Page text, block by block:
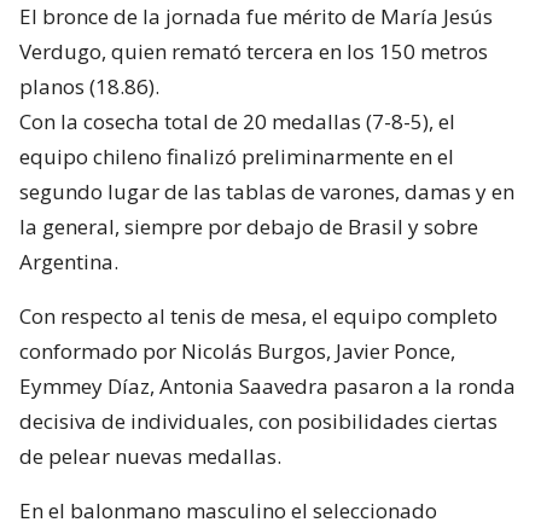
El bronce de la jornada fue mérito de María Jesús
Verdugo, quien remató tercera en los 150 metros
planos (18.86).
Con la cosecha total de 20 medallas (7-8-5), el
equipo chileno finalizó preliminarmente en el
segundo lugar de las tablas de varones, damas y en
la general, siempre por debajo de Brasil y sobre
Argentina.
Con respecto al tenis de mesa, el equipo completo
conformado por Nicolás Burgos, Javier Ponce,
Eymmey Díaz, Antonia Saavedra pasaron a la ronda
decisiva de individuales, con posibilidades ciertas
de pelear nuevas medallas.
En el balonmano masculino el seleccionado